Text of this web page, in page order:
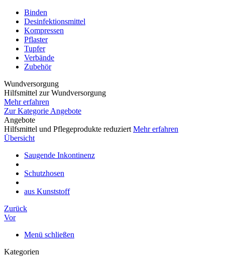
Binden
Desinfektionsmittel
Kompressen
Pflaster
Tupfer
Verbände
Zubehör
Wundversorgung
Hilfsmittel zur Wundversorgung
Mehr erfahren
Zur Kategorie Angebote
Angebote
Hilfsmittel und Pflegeprodukte reduziert Mehr erfahren
Übersicht
Saugende Inkontinenz
Schutzhosen
aus Kunststoff
Zurück
Vor
Menü schließen
Kategorien